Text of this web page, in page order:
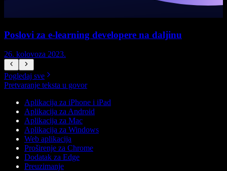
Poslovi za e-learning developere na daljinu
26. kolovoza 2023.
Pogledaj sve
Pretvaranje teksta u govor
Aplikacija za iPhone i iPad
Aplikacija za Android
Aplikacija za Mac
Aplikacija za Windows
Web aplikacija
Proširenje za Chrome
Dodatak za Edge
Preuzimanje